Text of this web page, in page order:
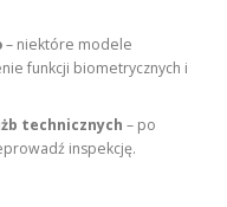
– niektóre modele
funkcji biometrycznych i
technicznych – po
inspekcję.